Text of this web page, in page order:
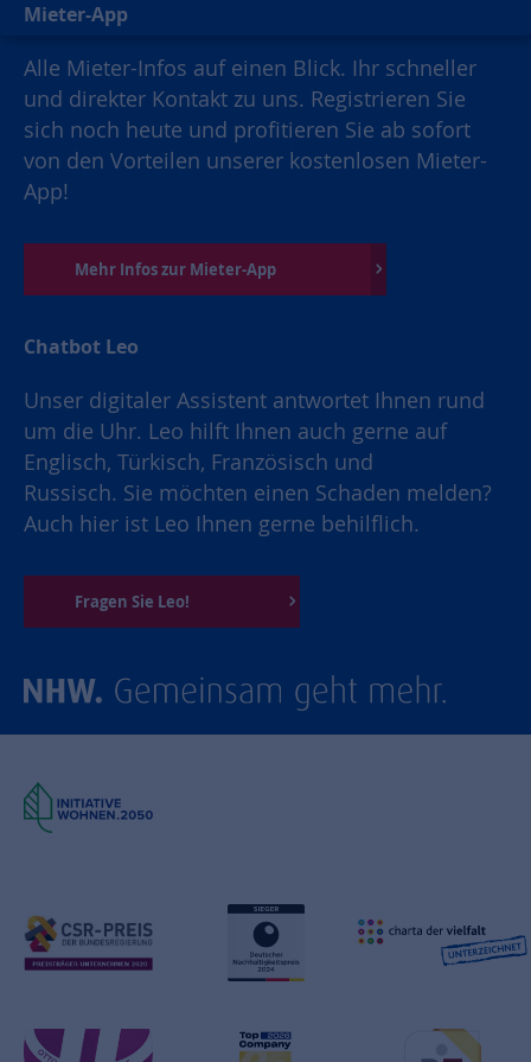
Mieter-App
Alle Mieter-Infos auf einen Blick. Ihr schneller
und direkter Kontakt zu uns. Registrieren Sie
sich noch heute und profitieren Sie ab sofort
von den Vorteilen unserer kostenlosen Mieter-
App!
Mehr Infos zur Mieter-App
Chatbot Leo
Unser digitaler Assistent antwortet Ihnen rund
um die Uhr. Leo hilft Ihnen auch gerne auf
Englisch, Türkisch, Französisch und
Russisch. Sie möchten einen Schaden melden?
Auch hier ist Leo Ihnen gerne behilflich.
Fragen Sie Leo!